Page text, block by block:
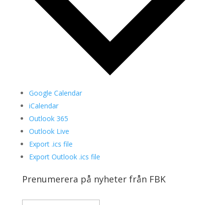
Google Calendar
iCalendar
Outlook 365
Outlook Live
Export .ics file
Export Outlook .ics file
Prenumerera på nyheter från FBK